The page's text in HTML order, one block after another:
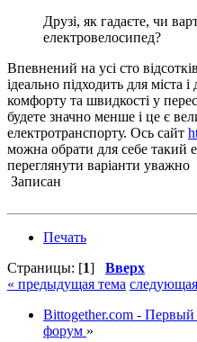
Друзі, як гадаєте, чи
електровелосипед?
Впевнений на усі сто
ідеально підходить для міста
комфорту та швидкості у
будете значно менше і це є
електротранспорту. Ось сайт
можна обрати для себе такий
переглянути варіанти уважно
Записан
Печать
Страницы: [1] Вверх
« предыдущая тема
Bittogether.com -
форум »